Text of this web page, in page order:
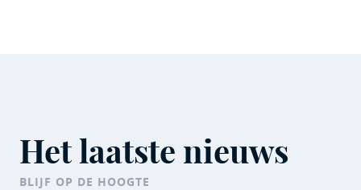
Het laatste nieuws
BLIJF OP DE HOOGTE